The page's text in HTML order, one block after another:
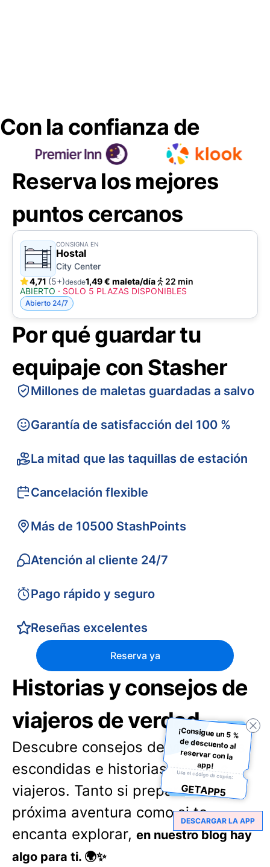
Con la confianza de
Reserva los mejores
puntos cercanos
CONSIGNA EN
Hostal
City Center
4,71 (5+)desde1,49 € maleta/día
22 min
ABIERTO · SOLO 5 PLAZAS DISPONIBLES
Abierto 24/7
Por qué guardar tu
equipaje con Stasher
Millones de maletas guardadas a salvo
Garantía de satisfacción del 100 %
La mitad que las taquillas de estación
Cancelación flexible
Más de 10500 StashPoints
Atención al cliente 24/7
Pago rápido y seguro
Reseñas excelentes
Reserva ya
Historias y consejos de
viajeros de verdad
Descubre consejos de viaje, joyas
escondidas e historias de otros
viajeros. Tanto si preparas tu
próxima aventura como si te
encanta explorar, en nuestro blog hay
algo para ti. 🌍✨
¡Consigue un 5 %
de descuento al
reservar con la
app!
Usa el código de cupón:
GETAPP5
DESCARGAR LA APP